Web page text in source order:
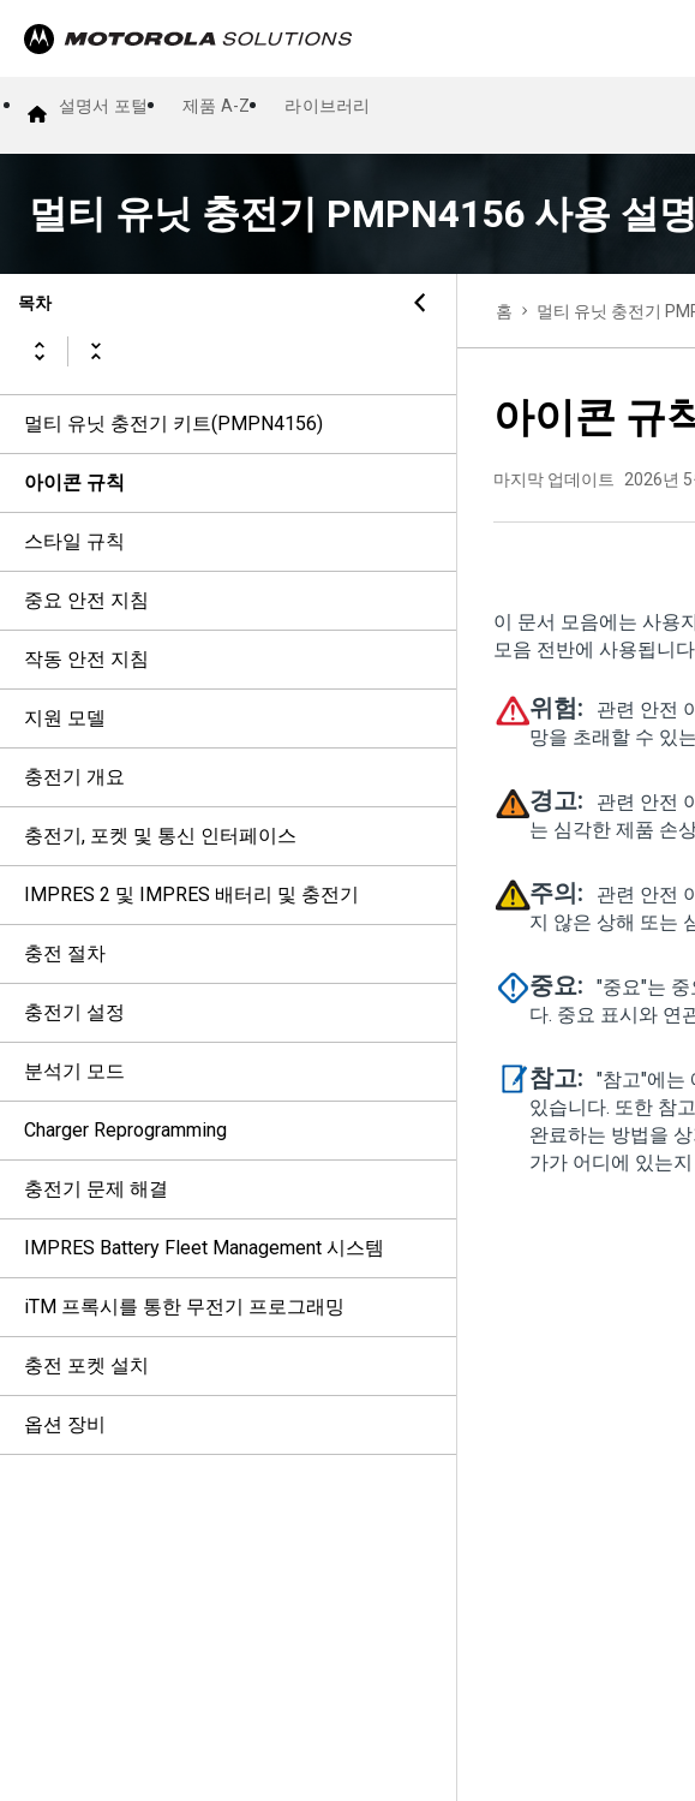
설명서 포털 제품 A-Z 라이브러리
멀티 유닛 충전기 PMPN4156 사용 설
목차
멀티 유닛 충전기 키트(PMPN4156)
아이콘 규칙
스타일 규칙
중요 안전 지침
작동 안전 지침
지원 모델
충전기 개요
충전기, 포켓 및 통신 인터페이스
IMPRES 2 및 IMPRES 배터리 및 충전기
충전 절차
충전기 설정
분석기 모드
Charger Reprogramming
충전기 문제 해결
IMPRES Battery Fleet Management 시스템
iTM 프록시를 통한 무전기 프로그래밍
충전 포켓 설치
옵션 장비
홈 멀티 유닛 충전기
아이콘 규
마지막 업데이트 2026년
이 문서 모음에는 사용
모음 전반에 사용됩니
위험:
관련 안전
망을 초래할 수 있
경고:
관련 안전
는 심각한 제품 손
주의:
관련 안전
지 않은 상해 또는
중요:
"중요"는
다. 중요 표시와 연
참고:
"참고"에는
있습니다. 또한 참
완료하는 방법을
가가 어디에 있는